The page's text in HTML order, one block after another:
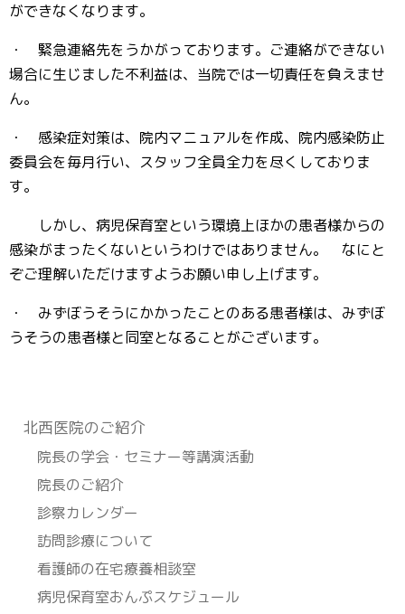
ができなくなります。
・ 緊急連絡先をうかがっております。ご連絡ができない
場合に生じました不利益は、当院では一切責任を負えませ
ん。
・ 感染症対策は、院内マニュアルを作成、院内感染防止
委員会を毎月行い、スタッフ全員全力を尽くしておりま
す。
しかし、病児保育室という環境上ほかの患者様からの
感染がまったくないというわけではありません。 なにと
ぞご理解いただけますようお願い申し上げます。
・ みずぼうそうにかかったことのある患者様は、みずぼ
うそうの患者様と同室となることがございます。
北⻄医院のご紹介
院長の学会・セミナー等講演活動
院長のご紹介
診察カレンダー
訪問診療について
看護師の在宅療養相談室
病児保育室おんぷスケジュール